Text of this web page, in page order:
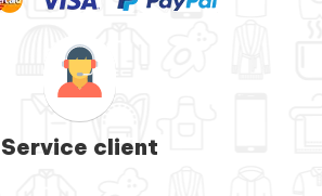
Service client